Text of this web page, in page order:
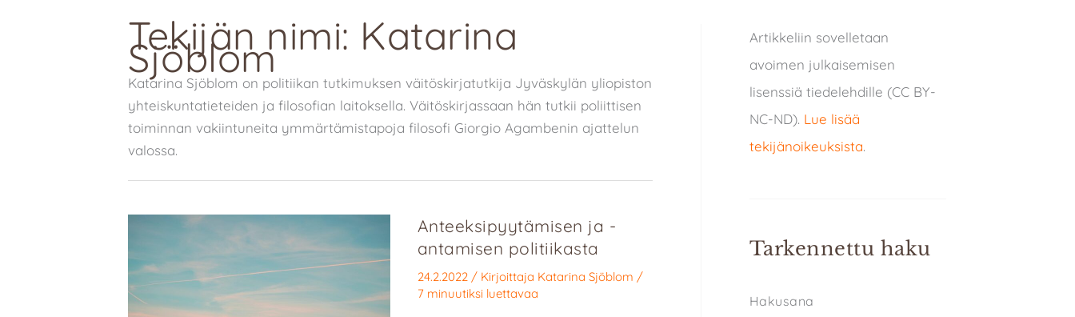
Tekijän nimi: Katarina
Sjöblom
Katarina Sjöblom on politiikan tutkimuksen väitöskirjatutkija Jyväskylän yliopiston
yhteiskuntatieteiden ja filosofian laitoksella. Väitöskirjassaan hän tutkii poliittisen
toiminnan vakiintuneita ymmärtämistapoja filosofi Giorgio Agambenin ajattelun
valossa.
Anteeksipyytämisen ja -
antamisen politiikasta
24.2.2022 / Kirjoittaja Katarina Sjöblom /
7 minuutiksi luettavaa
Artikkeliin sovelletaan
avoimen julkaisemisen
lisenssiä tiedelehdille (CC BY-
NC-ND). Lue lisää
tekijänoikeuksista.
Tarkennettu haku
Hakusana